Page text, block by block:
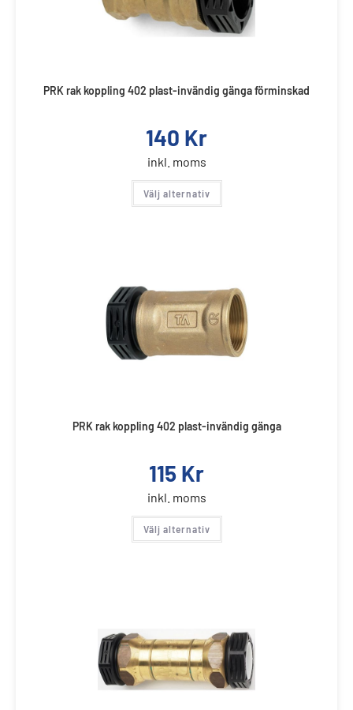
PRK rak koppling 402 plast-invändig gänga förminskad
140 Kr
inkl. moms
Välj alternativ
PRK rak koppling 402 plast-invändig gänga
115 Kr
inkl. moms
Välj alternativ